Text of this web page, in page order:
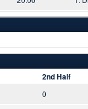
2nd Half
0